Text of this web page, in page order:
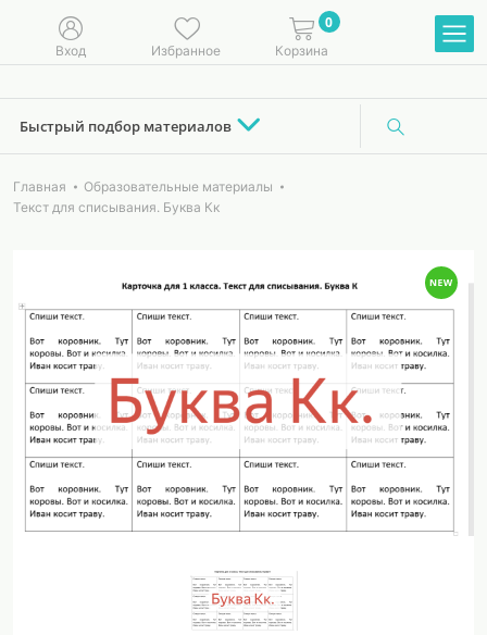
Вход Избранное
0
Корзина
Быстрый подбор материалов
Главная
Образовательные материалы
Текст для списывания. Буква Кк